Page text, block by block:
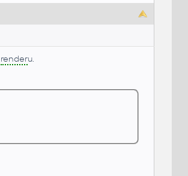
renderu.